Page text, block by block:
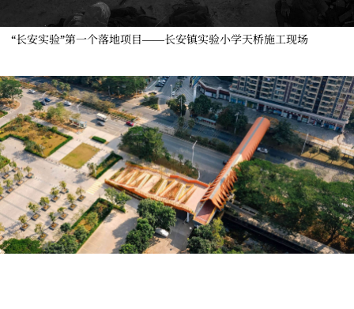
“长安实验”第一个落地项目——长安镇实验小学天桥施工现场